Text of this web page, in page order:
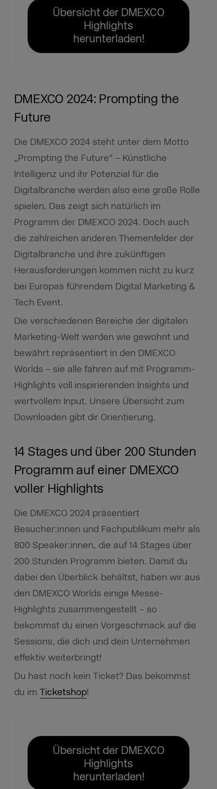
Übersicht der DMEXCO
Highlights
herunterladen!
DMEXCO 2024: Prompting the
Future
Die DMEXCO 2024 steht unter dem Motto
„Prompting the Future“ – Künstliche
Intelligenz und ihr Potenzial für die
Digitalbranche werden also eine große Rolle
spielen. Das zeigt sich natürlich im
Programm der DMEXCO 2024. Doch auch
die zahlreichen anderen Themenfelder der
Digitalbranche und ihre zukünftigen
Herausforderungen kommen nicht zu kurz
bei Europas führendem Digital Marketing &
Tech Event.
Die verschiedenen Bereiche der digitalen
Marketing-Welt werden wie gewohnt und
bewährt repräsentiert in den DMEXCO
Worlds – sie alle fahren auf mit Programm-
Highlights voll inspirierenden Insights und
wertvollem Input. Unsere Übersicht zum
Downloaden gibt dir Orientierung.
14 Stages und über 200 Stunden
Programm auf einer DMEXCO
voller Highlights
Die DMEXCO 2024 präsentiert
Besucher:innen und Fachpublikum mehr als
800 Speaker:innen, die auf 14 Stages über
200 Stunden Programm bieten. Damit du
dabei den Überblick behältst, haben wir aus
den DMEXCO Worlds einige Messe-
Highlights zusammengestellt – so
bekommst du einen Vorgeschmack auf die
Sessions, die dich und dein Unternehmen
effektiv weiterbringt!
Du hast noch kein Ticket? Das bekommst
du im Ticketshop!
Übersicht der DMEXCO
Highlights
herunterladen!